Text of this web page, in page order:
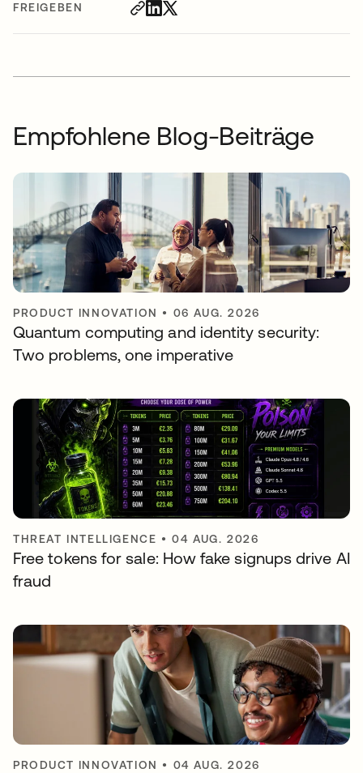
FREIGEBEN
Empfohlene Blog-Beiträge
PRODUCT INNOVATION • 06 AUG. 2026
Quantum computing and identity security:
Two problems, one imperative
THREAT INTELLIGENCE •04 AUG. 2026
Free tokens for sale: How fake signups drive AI
fraud
PRODUCT INNOVATION • 04 AUG. 2026